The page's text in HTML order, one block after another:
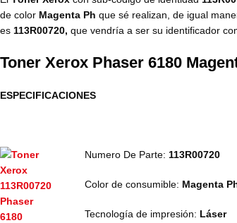
de color Magenta Ph que sé realizan, de igual
es 113R00720, que vendría a ser su identificador
Toner Xerox Phaser 6180
ESPECIFICACIONES
Numero De Parte: 113R00720
Color de consumible: Magenta
Tecnología de impresión: Láser